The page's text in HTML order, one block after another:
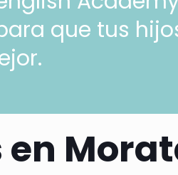
que tus